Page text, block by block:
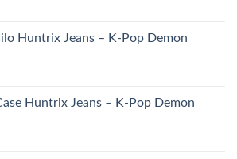
Huntrix Jeans – K-Pop Demon
Huntrix Jeans – K-Pop Demon